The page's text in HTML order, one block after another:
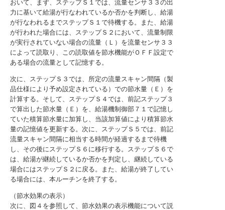
おいて、まず、ステップＳ１では、流量センサ３３の出
力に基いて給湯が行なわれているか否かを判断し、給湯
が行なわれるまでステップＳ１で待機する。また、給湯
が行われた場合には、ステップＳ２において、流量制限
が実行されていない場合の流量（Ｌ）を流量センサ３３
によって読取り、この読取値を節水機能がＯＦＦ設定で
ある場合の流量として記憶する。
次に、ステップＳ３では、所定の流量スキャン間隔（製
品仕様により予め設定されている）での節水量（Ｅ）を
計算する。そして、ステップＳ４では、前記ステップ３
で算出した節水量（Ｅ）を、給湯機制御部７１で記憶し
ていた積算節水量に加算し、当該加算値により積算節水
量の記憶値を更新する。次に、ステップＳ５では、前記
流量スキャン間隔に相当する時間が経過するまで待機
し、その後にステップＳ６に移行する。ステップＳ６で
は、給湯が継続しているか否かを判定し、継続している
場合にはステップＳ２に戻る。また、給湯が終了してい
る場合には、本ルーチンを終了する。
（節水効果の表示）
次に、図４を参照して、節水効果の表示機能について説